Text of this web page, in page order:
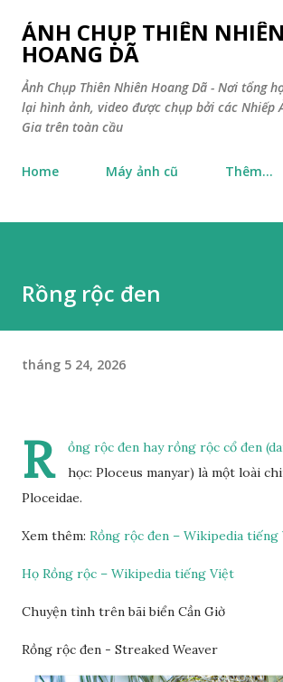
Chuyển đến nội dung chính
ẢNH CHỤP THIÊN NHIÊN
HOANG DÃ
Ảnh Chụp Thiên Nhiên Hoang Dã - Nơi tổng
lại hình ảnh, video được chụp bởi các Nhiếp
Gia trên toàn cầu
Home Máy ảnh cũ Thêm…
Rồng rộc đen
tháng 5 24, 2026
R
ồng rộc đen hay rồng rộc cổ đen
học: Ploceus manyar) là một loài
Ploceidae.
Xem thêm: Rồng rộc đen – Wikipedia tiếng
Họ Rồng rộc – Wikipedia tiếng Việt
Chuyện tình trên bãi biển Cần Giờ
Rồng rộc đen - Streaked Weaver